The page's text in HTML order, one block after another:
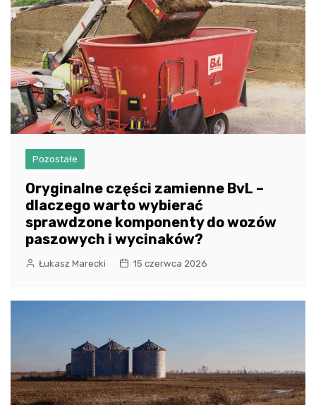
Pozostałe
Oryginalne części zamienne BvL –
dlaczego warto wybierać
sprawdzone komponenty do wozów
paszowych i wycinaków?
Łukasz Marecki 15 czerwca 2026